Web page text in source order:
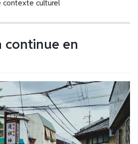
contexte culturel
en